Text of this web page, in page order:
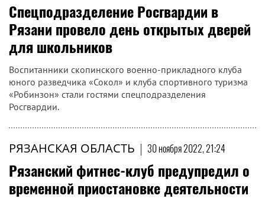
Спецподразделение Росгвардии в
Рязани провело день открытых дверей
для школьников
Воспитанники скопинского военно-прикладного клуба
юного разведчика «Сокол» и клуба спортивного туризма
«Робинзон» стали гостями спецподразделения
Росгвардии.
РЯЗАНСКАЯ ОБЛАСТЬ | 30 ноября 2022, 21:24
Рязанский фитнес-клуб предупредил о
временной приостановке деятельности